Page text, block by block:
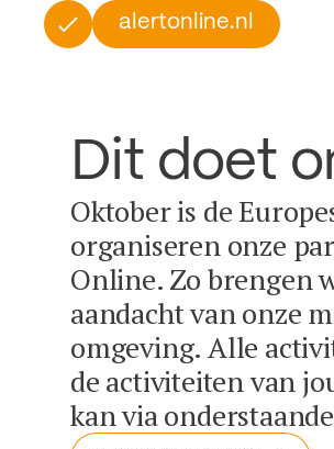
alertonline.nl
Dit doet
Oktober is de
organiseren onze
Online. Zo brengen
aandacht van onze
omgeving. Alle
de activiteiten van
kan via